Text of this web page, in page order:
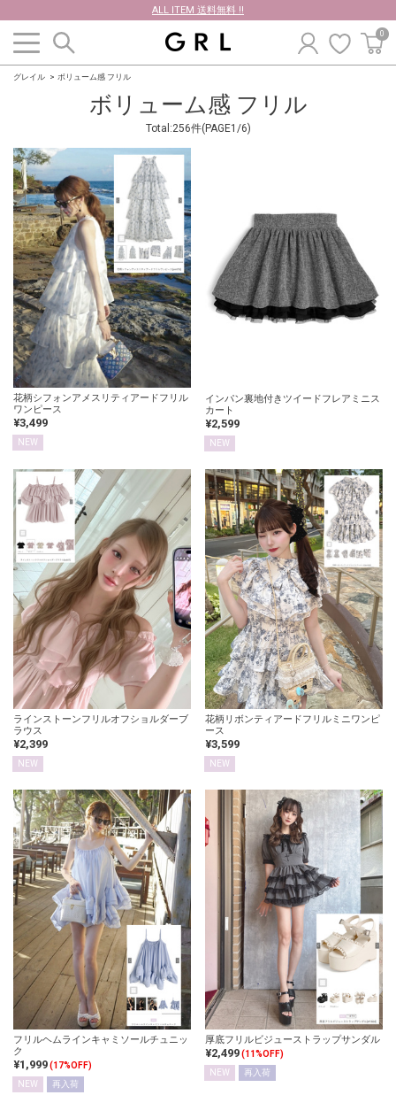
ALL ITEM 送料無料 !!
0
グレイル ボリューム感 フリル
ボリューム感 フリル
Total:256件(PAGE1/6)
花柄シフォンアメスリティアードフリル
ワンピース
¥3,499
NEW
インパン裏地付きツイードフレアミニス
カート
¥2,599
NEW
ラインストーンフリルオフショルダーブ
ラウス
¥2,399
NEW
花柄リボンティアードフリルミニワンピ
ース
¥3,599
NEW
フリルヘムラインキャミソールチュニッ
ク
¥1,999(17%OFF)
NEW
再入荷
厚底フリルビジューストラップサンダル
¥2,499(11%OFF)
NEW
再入荷